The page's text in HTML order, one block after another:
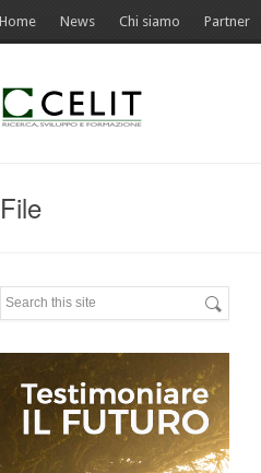
Home News Chi siamo Partner
File